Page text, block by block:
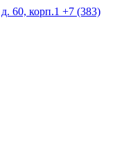
60, корп.1 +7 (383)